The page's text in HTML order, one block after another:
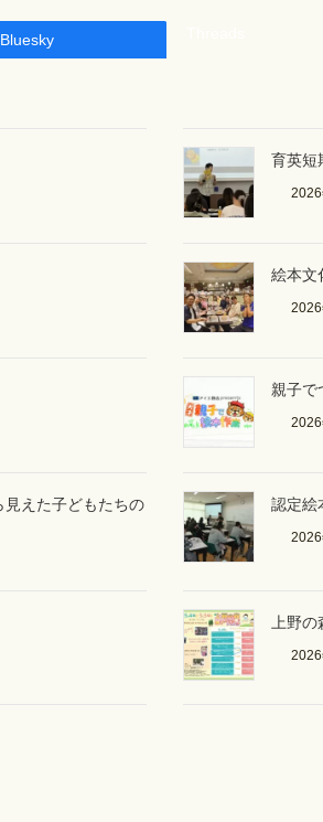
Bluesky
育英短
2026
絵本文
2026
親子で
2026
えた子どもたちの
認定絵
上野